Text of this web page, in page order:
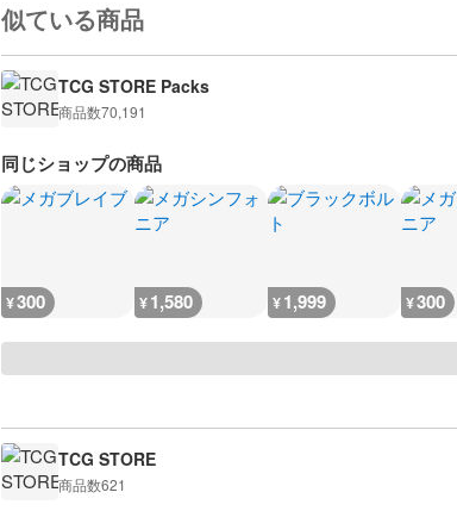
似ている商品
TCG STORE Packs
商品数70,191
同じショップの商品
¥300 ¥1,580 ¥1,999 ¥300
TCG STORE
商品数621